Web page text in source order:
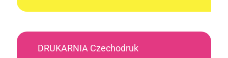
DRUKARNIA Czechodruk